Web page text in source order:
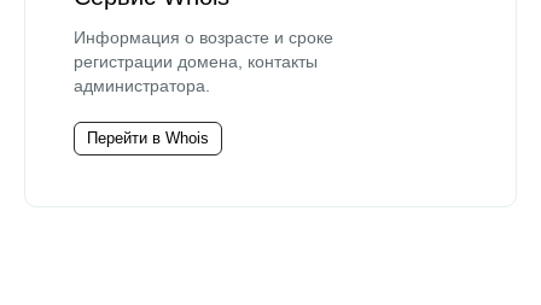
Информация о возрасте и сроке
регистрации домена, контакты
администратора.
Перейти в Whois